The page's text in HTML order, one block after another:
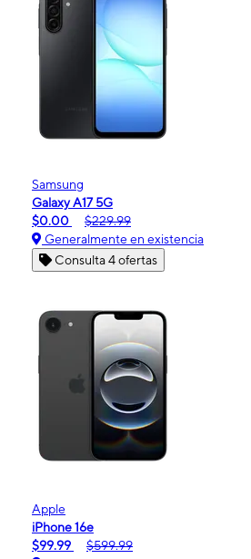
Samsung
Galaxy A17 5G
$0.00
$229.99
Generalmente en existencia
Consulta 4 ofertas
Apple
iPhone 16e
$99.99
$599.99